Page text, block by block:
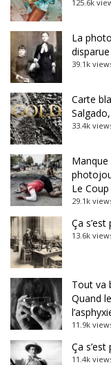
125.6k
La
disparue
39.1k
Carte
33.4k
Le
29.1k
Ça
13.6k
Tout va
Quand
11.9k
Ça
11.4k